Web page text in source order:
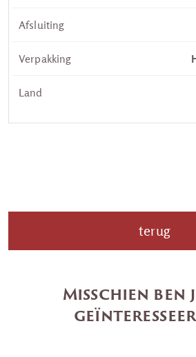
Afsluiting
Verpakking
Land
terug
Misschien ben